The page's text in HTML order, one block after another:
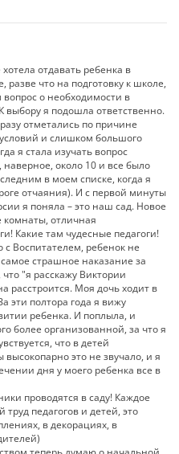
отдавать ребенка в
что на подготовку к школе,
о необходимости в
выбору я подошла ответственно.
отметались по причине
и слишком большого
я стала изучать вопрос
около 10 и все было
в моем списке, когда я
отчаяния). И с первой минуты
я поняла – это наш сад. Новое
отличная
Какие там чудесные педагоги!
Воспитателем, ребенок не
страшное наказание за
"я расскажу Виктории
расстроится. Моя дочь ходит в
эти полтора года я вижу
ребенка. И поплыла, и
более организованной, за что я
что в детей
это не звучало, и я
дня у моего ребенка все в
проводятся в саду! Каждое
педагогов и детей, это
в декорациях, в